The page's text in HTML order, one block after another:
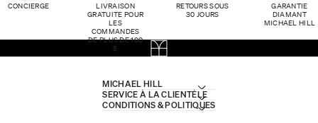
CONCIERGE
LIVRAISON
GRATUITE POUR
LES
COMMANDES
DE PLUS DE 100
$
RETOURS SOUS
30 JOURS
GARANTIE
DIAMANT
MICHAEL HILL
MICHAEL HILL
SERVICE À LA CLIENTÈLE
CONDITIONS & POLITIQUES